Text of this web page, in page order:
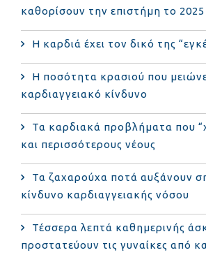
καθορίσουν την επιστήμη το 2025
Η καρδιά έχει τον δικό της
Η ποσότητα κρασιού που
καρδιαγγειακό κίνδυνο
Τα καρδιακά προβλήματα που
και περισσότερους νέους
Τα ζαχαρούχα ποτά αυξάνουν
κίνδυνο καρδιαγγειακής νόσου
Τέσσερα λεπτά καθημερινής
προστατεύουν τις γυναίκες από